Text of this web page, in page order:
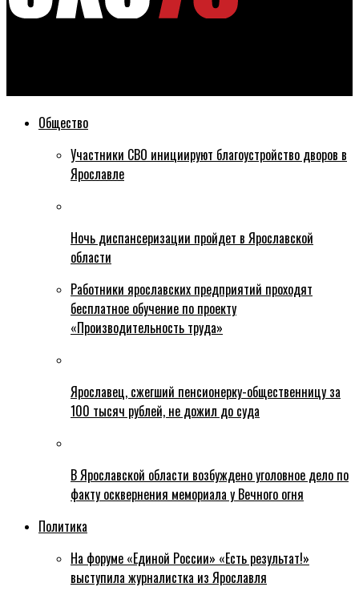
Общество
Участники СВО инициируют благоустройство дворов в
Ярославле
Ночь диспансеризации пройдет в Ярославской
области
Работники ярославских предприятий проходят
бесплатное обучение по проекту
«Производительность труда»
Ярославец, сжегший пенсионерку-общественницу за
100 тысяч рублей, не дожил до суда
В Ярославской области возбуждено уголовное дело по
факту осквернения мемориала у Вечного огня
Политика
На форуме «Единой России» «Есть результат!»
выступила журналистка из Ярославля